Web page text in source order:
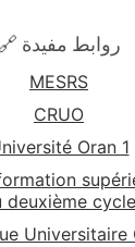
🔗 روابط مفيدة
MESRS
CRUO
Oran 1
deuxième cycle
Universitaire